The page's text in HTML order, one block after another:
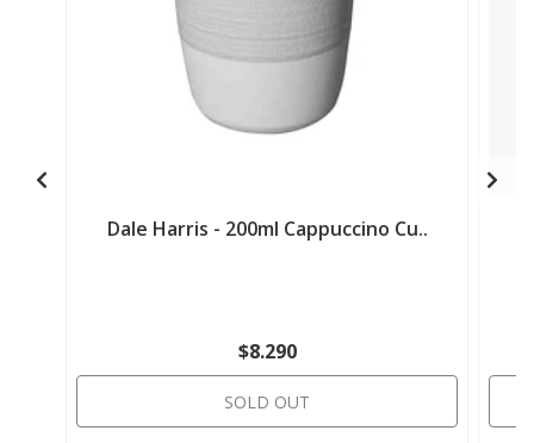
Dale Harris - 200ml Cappuccino Cu..
$8.290
SOLD OUT